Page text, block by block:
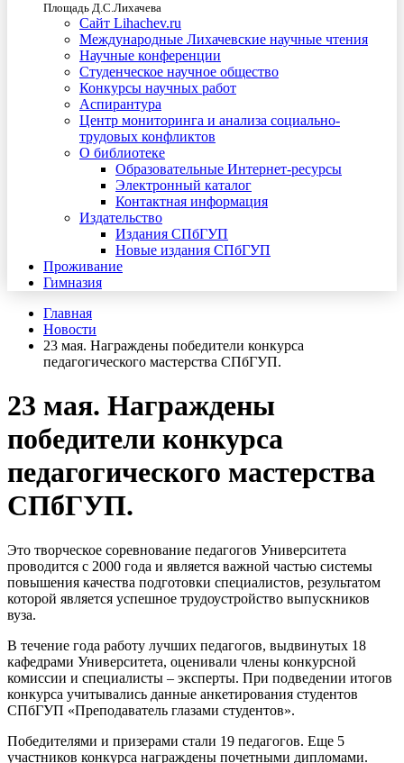
Площадь Д.С.Лихачева
Сайт Lihachev.ru
Международные Лихачевские научные чтения
Научные конференции
Студенческое научное общество
Конкурсы научных работ
Аспирантура
Центр мониторинга и анализа социально-
трудовых конфликтов
О библиотеке
Образовательные Интернет-ресурсы
Электронный каталог
Контактная информация
Издательство
Издания СПбГУП
Новые издания СПбГУП
Проживание
Гимназия
Главная
Новости
23 мая. Награждены победители конкурса
педагогического мастерства СПбГУП.
23 мая. Награждены
победители конкурса
педагогического мастерства
СПбГУП.
Это творческое соревнование педагогов Университета
проводится с 2000 года и является важной частью системы
повышения качества подготовки специалистов, результатом
которой является успешное трудоустройство выпускников
вуза.
В течение года работу лучших педагогов, выдвинутых 18
кафедрами Университета, оценивали члены конкурсной
комиссии и специалисты – эксперты. При подведении итогов
конкурса учитывались данные анкетирования студентов
СПбГУП «Преподаватель глазами студентов».
Победителями и призерами стали 19 педагогов. Еще 5
участников конкурса награждены почетными дипломами.